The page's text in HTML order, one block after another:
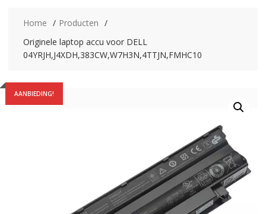
Home
Producten
Originele laptop accu voor DELL
04YRJH,J4XDH,383CW,W7H3N,4TTJN,FMHC10
AANBIEDING!